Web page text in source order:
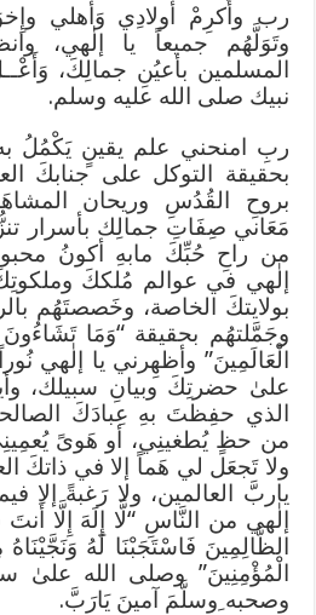
رب وأَكرِمْ أولادِي وَأهلي
وتَوَلَّهُم جميعاً يا إلٰهي،
المسلمين بأعيُنِ جمالِكَ،
نبيك صلى الله عليه وسلم.
ربِ امنحني علم يقينٍ يَكْمُلُ
بحقيقة التوكل على جنابكَ
بروحِ القُدُسِ وريحان
مَعَاني صِفَاتِ جمالِك بأسرار
من راحِ حُبِّكَ مابهِ أكونُ
إلٰهي في عوالم مُلككَ
بولايتكَ الخاصة، وخَصصتَهُم
وجَمَّلتهُم بحقيقة “وَمَا
الْعَالَمِينَ” وأظهِرني يا إلٰهي
علىٰ حضرتِكَ وبيانِ سبيلك،
الذي حفِظتَ بهِ عِبادَكَ
من حظٍ يُطغينِي، أو هَوىً
ولا تَجعَل لي هَماً إلا في ذاتكَ
ياربَّ العالمين، ولا رَغبةً إلا
إلٰهي من النَّاسِ “لَّا إِلَهَ إِلَّا
الظَّالِمِينَ فَاسْتَجَبْنَا لَهُ
الْمُؤْمِنِينَ” وصلى الله علىٰ
وصحبه ِوسلَّمَ آمينَ يَارَبَّ.